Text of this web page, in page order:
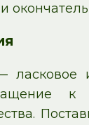
ласковое
к